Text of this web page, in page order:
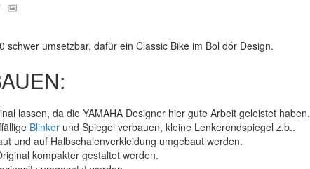
schwer umsetzbar, dafür ein Classic Bike im Bol dór Design.
lassen, da die YAMAHA Designer hier gute Arbeit geleistet haben.
Blinker und Spiegel verbauen, kleine Lenkerendspiegel z.b..
und auf Halbschalenverkleidung umgebaut werden.
kompakter gestaltet werden.